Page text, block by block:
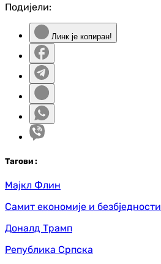
Подијели:
Линк је копиран!
Тагови :
Мајкл Флин
Самит економије и безбједности
Доналд Трамп
Република Српска